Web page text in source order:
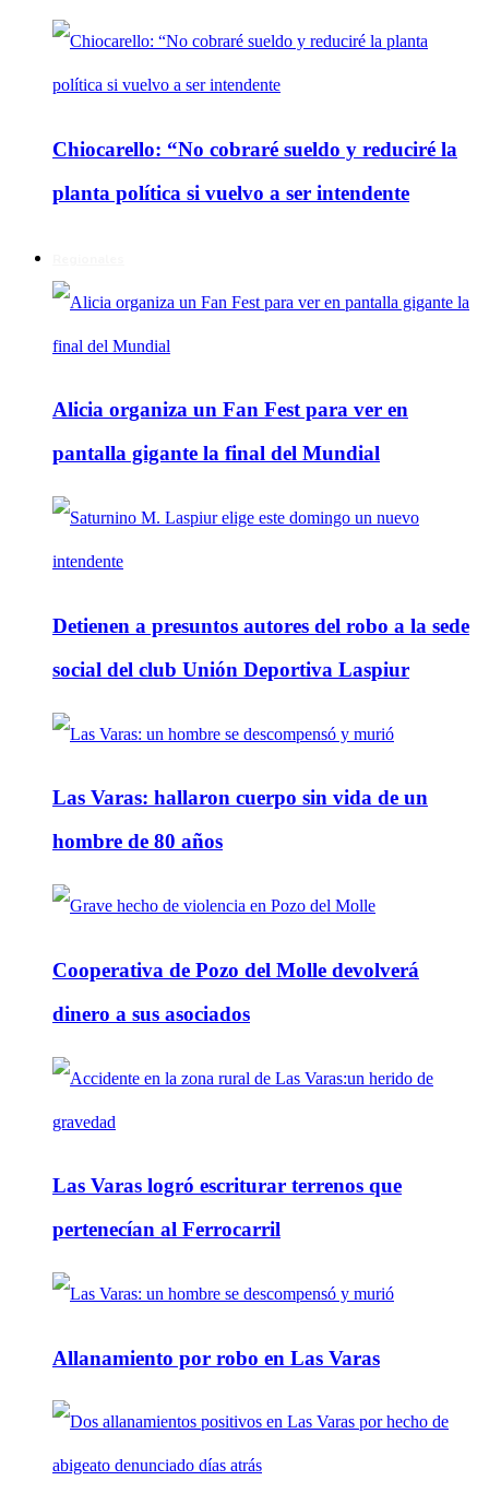
Chiocarello: “No cobraré sueldo y reduciré la
planta política si vuelvo a ser intendente
Alicia organiza un Fan Fest para ver en
pantalla gigante la final del Mundial
Detienen a presuntos autores del robo a la sede
social del club Unión Deportiva Laspiur
Las Varas: hallaron cuerpo sin vida de un
hombre de 80 años
Cooperativa de Pozo del Molle devolverá
dinero a sus asociados
Las Varas logró escriturar terrenos que
pertenecían al Ferrocarril
Allanamiento por robo en Las Varas